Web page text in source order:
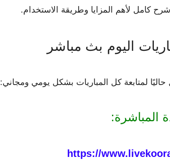
كامل لأهم المزايا وطريقة الاستخدام.
اليوم بث مباشر
لمتابعة كل المباريات بشكل يومي ومجاني:
المباشرة:
https://